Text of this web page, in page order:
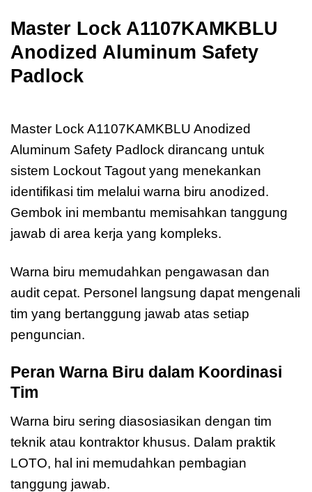
Master Lock A1107KAMKBLU
Anodized Aluminum Safety
Padlock
Master Lock A1107KAMKBLU Anodized
Aluminum Safety Padlock dirancang untuk
sistem Lockout Tagout yang menekankan
identifikasi tim melalui warna biru anodized.
Gembok ini membantu memisahkan tanggung
jawab di area kerja yang kompleks.
Warna biru memudahkan pengawasan dan
audit cepat. Personel langsung dapat mengenali
tim yang bertanggung jawab atas setiap
penguncian.
Peran Warna Biru dalam Koordinasi
Tim
Warna biru sering diasosiasikan dengan tim
teknik atau kontraktor khusus. Dalam praktik
LOTO, hal ini memudahkan pembagian
tanggung jawab.